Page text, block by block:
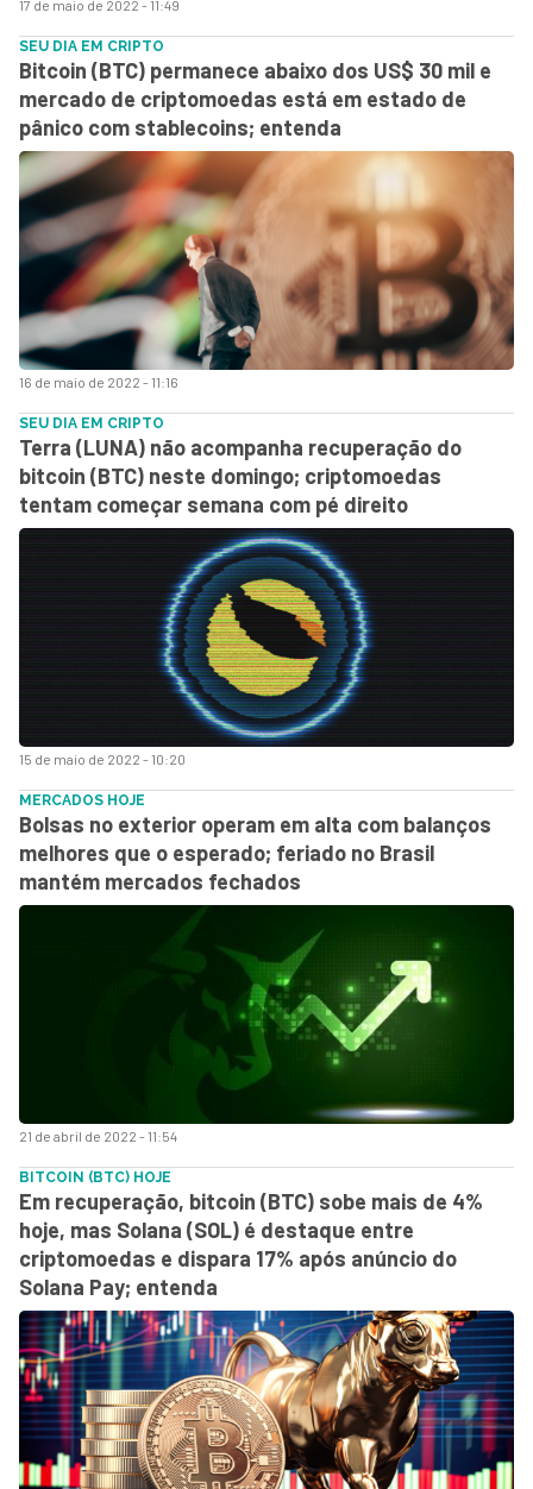
17 de maio de 2022 - 11:49
16 de maio de 2022 - 11:16
SEU DIA EM CRIPTO
Bitcoin (BTC) permanece abaixo dos US$ 30 mil e
mercado de criptomoedas está em estado de
pânico com stablecoins; entenda
15 de maio de 2022 - 10:20
SEU DIA EM CRIPTO
Terra (LUNA) não acompanha recuperação do
bitcoin (BTC) neste domingo; criptomoedas
tentam começar semana com pé direito
21 de abril de 2022 - 11:54
MERCADOS HOJE
Bolsas no exterior operam em alta com balanços
melhores que o esperado; feriado no Brasil
mantém mercados fechados
BITCOIN (BTC) HOJE
Em recuperação, bitcoin (BTC) sobe mais de 4%
hoje, mas Solana (SOL) é destaque entre
criptomoedas e dispara 17% após anúncio do
Solana Pay; entenda